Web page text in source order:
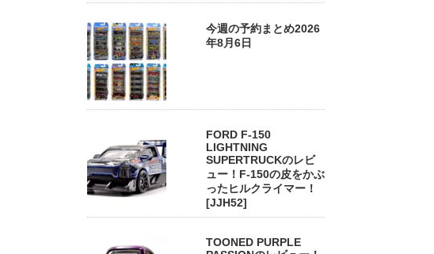
今週の予約まとめ2026
年8月6日
FORD F-150
LIGHTNING
SUPERTRUCKのレビ
ュー！F-150の皮をかぶ
ったヒルクライマー！
[JJH52]
TOONED PURPLE